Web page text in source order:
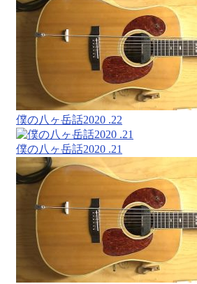
僕の八ヶ岳話2020 .22
僕の八ヶ岳話2020 .21